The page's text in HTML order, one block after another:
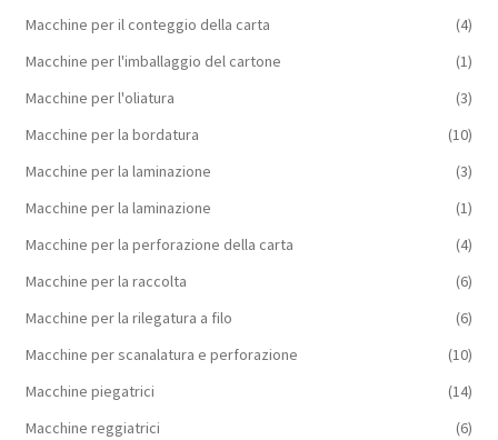
Macchine per il conteggio della carta
(4)
Macchine per l'imballaggio del cartone
(1)
Macchine per l'oliatura
(3)
Macchine per la bordatura
(10)
Macchine per la laminazione
(3)
Macchine per la laminazione
(1)
Macchine per la perforazione della carta
(4)
Macchine per la raccolta
(6)
Macchine per la rilegatura a filo
(6)
Macchine per scanalatura e perforazione
(10)
Macchine piegatrici
(14)
Macchine reggiatrici
(6)